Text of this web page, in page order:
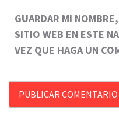
GUARDAR MI
SITIO WEB EN ESTE
VEZ QUE HAGA UN